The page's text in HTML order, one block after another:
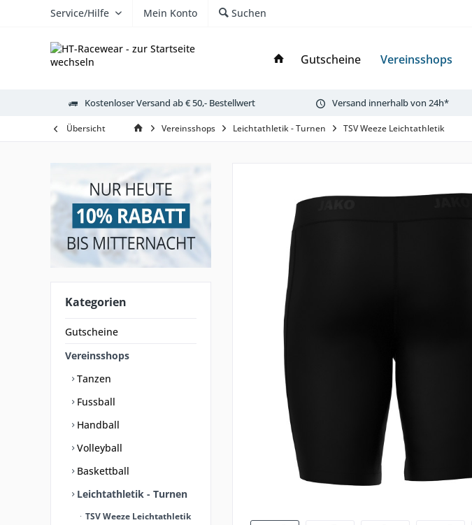
Service/Hilfe Mein Konto Suchen
Gutscheine Vereinsshops
Kostenloser Versand ab € 50,- Bestellwert Versand innerhalb von 24h*
Übersicht Vereinsshops Leichtathletik - Turnen TSV Weeze Leichtathletik
Kategorien
Gutscheine
Vereinsshops
Tanzen
Fussball
Handball
Volleyball
Baskettball
Leichtathletik - Turnen
TSV Weeze Leichtathletik